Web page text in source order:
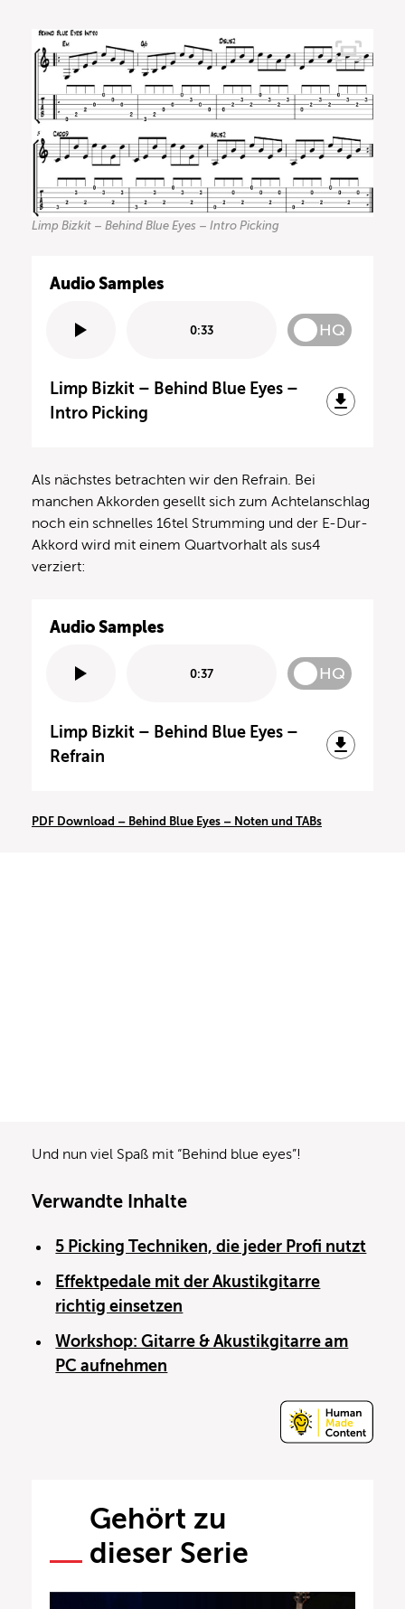
Limp Bizkit – Behind Blue Eyes – Intro Picking
Audio Samples
0:33 HQ
Limp Bizkit – Behind Blue Eyes –
Intro Picking
Als nächstes betrachten wir den Refrain. Bei
manchen Akkorden gesellt sich zum Achtelanschlag
noch ein schnelles 16tel Strumming und der E-Dur-
Akkord wird mit einem Quartvorhalt als sus4
verziert:
Audio Samples
0:37 HQ
Limp Bizkit – Behind Blue Eyes –
Refrain
PDF Download – Behind Blue Eyes – Noten und TABs
Und nun viel Spaß mit “Behind blue eyes”!
Verwandte Inhalte
5 Picking Techniken, die jeder Profi nutzt
Effektpedale mit der Akustikgitarre
richtig einsetzen
Workshop: Gitarre & Akustikgitarre am
PC aufnehmen
Gehört zu
dieser Serie